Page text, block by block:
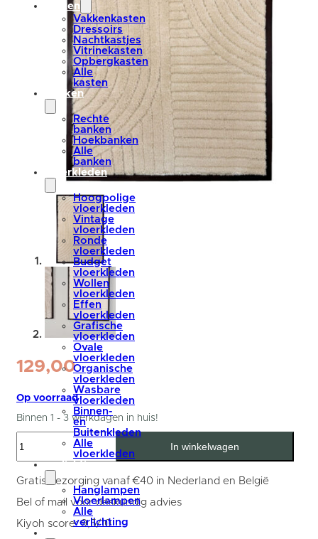
kasten
Vakkenkasten
Dressoirs
Nachtkastjes
Vitrinekasten
Opbergkasten
Alle
kasten
banken
Rechte
banken
Hoekbanken
Alle
banken
vloerkleden
Hoogpolige
vloerkleden
Vintage
vloerkleden
Ronde
vloerkleden
Budget
vloerkleden
Wollen
vloerkleden
Effen
vloerkleden
Grafische
vloerkleden
Ovale
vloerkleden
Organische
vloerkleden
Wasbare
vloerkleden
Binnen-
en
Buitenkleden
Alle
vloerkleden
verlichting
Hanglampen
Vloerlampen
Alle
verlichting
129,00
Op voorraad
Binnen 1 - 3 werkdagen in huis!
Wanddecoratie
Dana
Wool
Hanging
x
cm
aantal
In winkelwagen
Gratis bezorging vanaf €40 in Nederland en België
Bel of mail voor deskundig advies
Kiyoh score: 9,5/10